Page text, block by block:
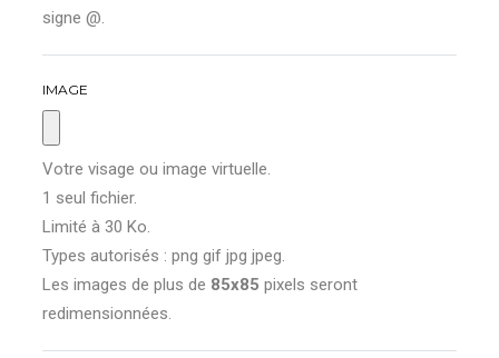
signe @.
IMAGE
Votre visage ou image virtuelle.
1 seul fichier.
Limité à 30 Ko.
Types autorisés : png gif jpg jpeg.
Les images de plus de 85x85 pixels seront
redimensionnées.